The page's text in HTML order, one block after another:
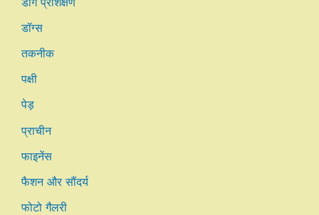
डॉग्स
तकनीक
पक्षी
पेड़
प्राचीन
फाइनेंस
फैशन और सौंदर्य
फोटो गैलरी